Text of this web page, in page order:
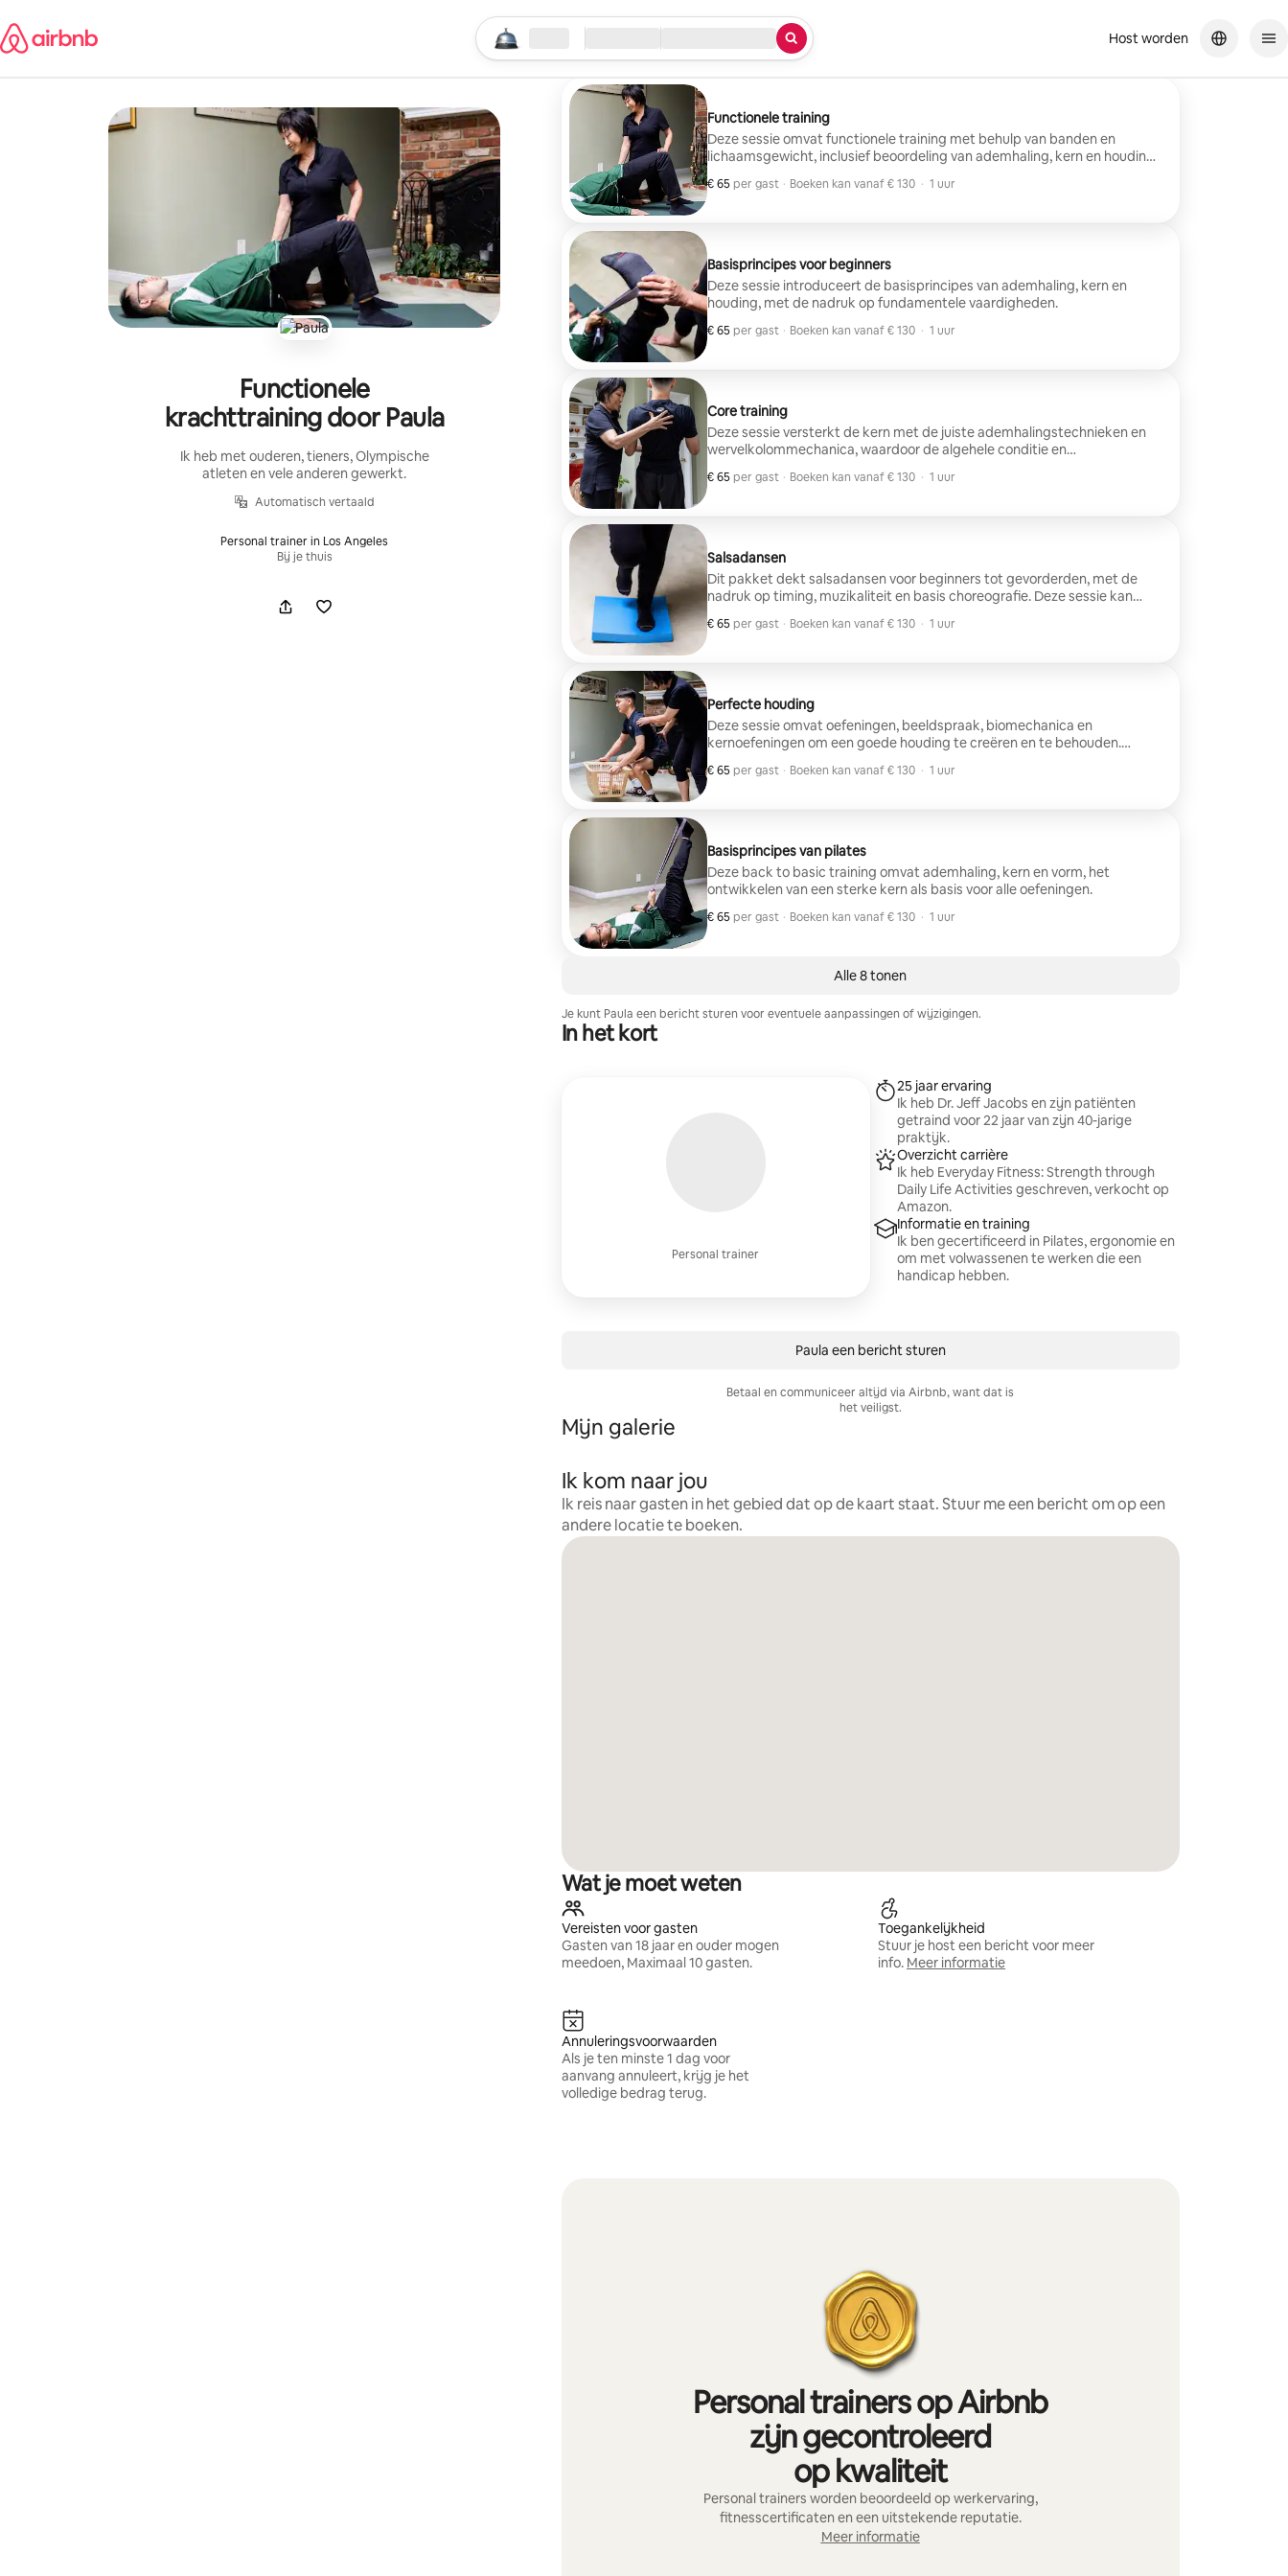
direct
naar
Begin je zoektocht
Locatie Inchecken/uitchecken
Service Host worden
Functionele
krachttraining door Paula
Ik heb met ouderen, tieners, Olympische
atleten en vele anderen gewerkt.
Automatisch vertaald
Personal trainer in Los Angeles
Bij je thuis
Functionele training
Deze sessie omvat functionele training met behulp van banden en
lichaamsgewicht, inclusief beoordeling van ademhaling, kern en houding
en hoe deze training in het dagelijks leven kan worden toegepast.
€ 65 per gast
€ 65 per gast · Boeken kan vanaf € 130
, · 1 uur
Basisprincipes voor beginners
Deze sessie introduceert de basisprincipes van ademhaling, kern en
houding, met de nadruk op fundamentele vaardigheden.
€ 65 per gast
€ 65 per gast · Boeken kan vanaf € 130
, · 1 uur
Core training
Deze sessie versterkt de kern met de juiste ademhalingstechnieken en
wervelkolommechanica, waardoor de algehele conditie en
€ 65 per gast
€ 65 per gast · Boeken kan vanaf € 130
, · 1 uur
Salsadansen
Dit pakket dekt salsadansen voor beginners tot gevorderden, met de
nadruk op timing, muzikaliteit en basis choreografie. Deze sessie kan
zonder partner plaatsvinden.
€ 65 per gast
€ 65 per gast · Boeken kan vanaf € 130
, · 1 uur
Perfecte houding
Deze sessie omvat oefeningen, beeldspraak, biomechanica en
kernoefeningen om een goede houding te creëren en te behouden.
€ 65 per gast
€ 65 per gast · Boeken kan vanaf € 130
, · 1 uur
Basisprincipes van pilates
Deze back to basic training omvat ademhaling, kern en vorm, het
ontwikkelen van een sterke kern als basis voor alle oefeningen.
€ 65 per gast
€ 65 per gast · Boeken kan vanaf € 130
, · 1 uur
Alle 8 tonen
Je kunt Paula een bericht sturen voor eventuele aanpassingen of wijzigingen.
In het kort
Personal trainer
25 jaar ervaring
Ik heb Dr. Jeff Jacobs en zijn patiënten
getraind voor 22 jaar van zijn 40-jarige
praktijk.
Overzicht carrière
Ik heb Everyday Fitness: Strength through
Daily Life Activities geschreven, verkocht op
Amazon.
Informatie en training
Ik ben gecertificeerd in Pilates, ergonomie en
om met volwassenen te werken die een
handicap hebben.
Paula een bericht sturen
Betaal en communiceer altijd via Airbnb, want dat is
het veiligst.
Mijn galerie
Ik kom naar jou
Ik reis naar gasten in het gebied dat op de kaart staat. Stuur me een bericht om op een
andere locatie te boeken.
Wat je moet weten
Vereisten voor gasten
Gasten van 18 jaar en ouder mogen
meedoen, Maximaal 10 gasten.
Toegankelijkheid
Stuur je host een bericht voor meer
info. Meer informatie
Annuleringsvoorwaarden
Als je ten minste 1 dag voor
aanvang annuleert, krijg je het
volledige bedrag terug.
Personal trainers op Airbnb
zijn gecontroleerd
op kwaliteit
Personal trainers worden beoordeeld op werkervaring,
fitnesscertificaten en een uitstekende reputatie.
Meer informatie